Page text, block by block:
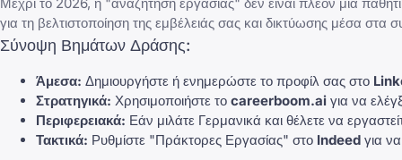
για τη βελτιστοποίηση της εμβέλειάς σας και δικτύωσης μέσα στα
Σύνοψη Βημάτων Δράσης:
Άμεσα: Δημιουργήστε ή ενημερώστε το προφίλ σας στο
Στρατηγικά: Χρησιμοποιήστε το careerboom.ai για να
Περιφερειακά: Εάν μιλάτε Γερμανικά και θέλετε να
Τακτικά: Ρυθμίστε "Πράκτορες Εργασίας" στο Indeed για